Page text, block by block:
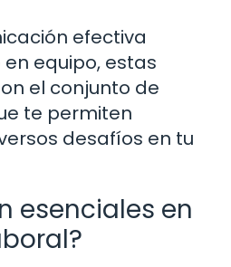
efectiva
equipo, estas
el conjunto de
te permiten
desafíos en tu
esenciales en